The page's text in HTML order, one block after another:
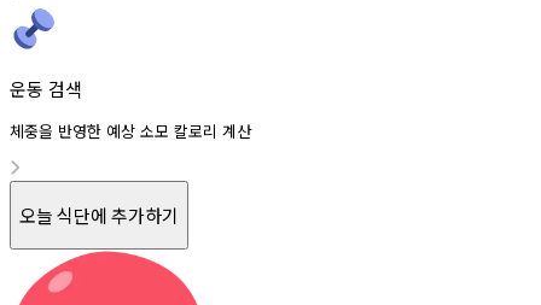
운동 검색
체중을 반영한 예상 소모 칼로리 계산
오늘 식단에 추가하기